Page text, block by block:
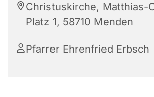
Christuskirche, Matthias-
Platz 1, 58710 Menden
Pfarrer Ehrenfried Erbsch